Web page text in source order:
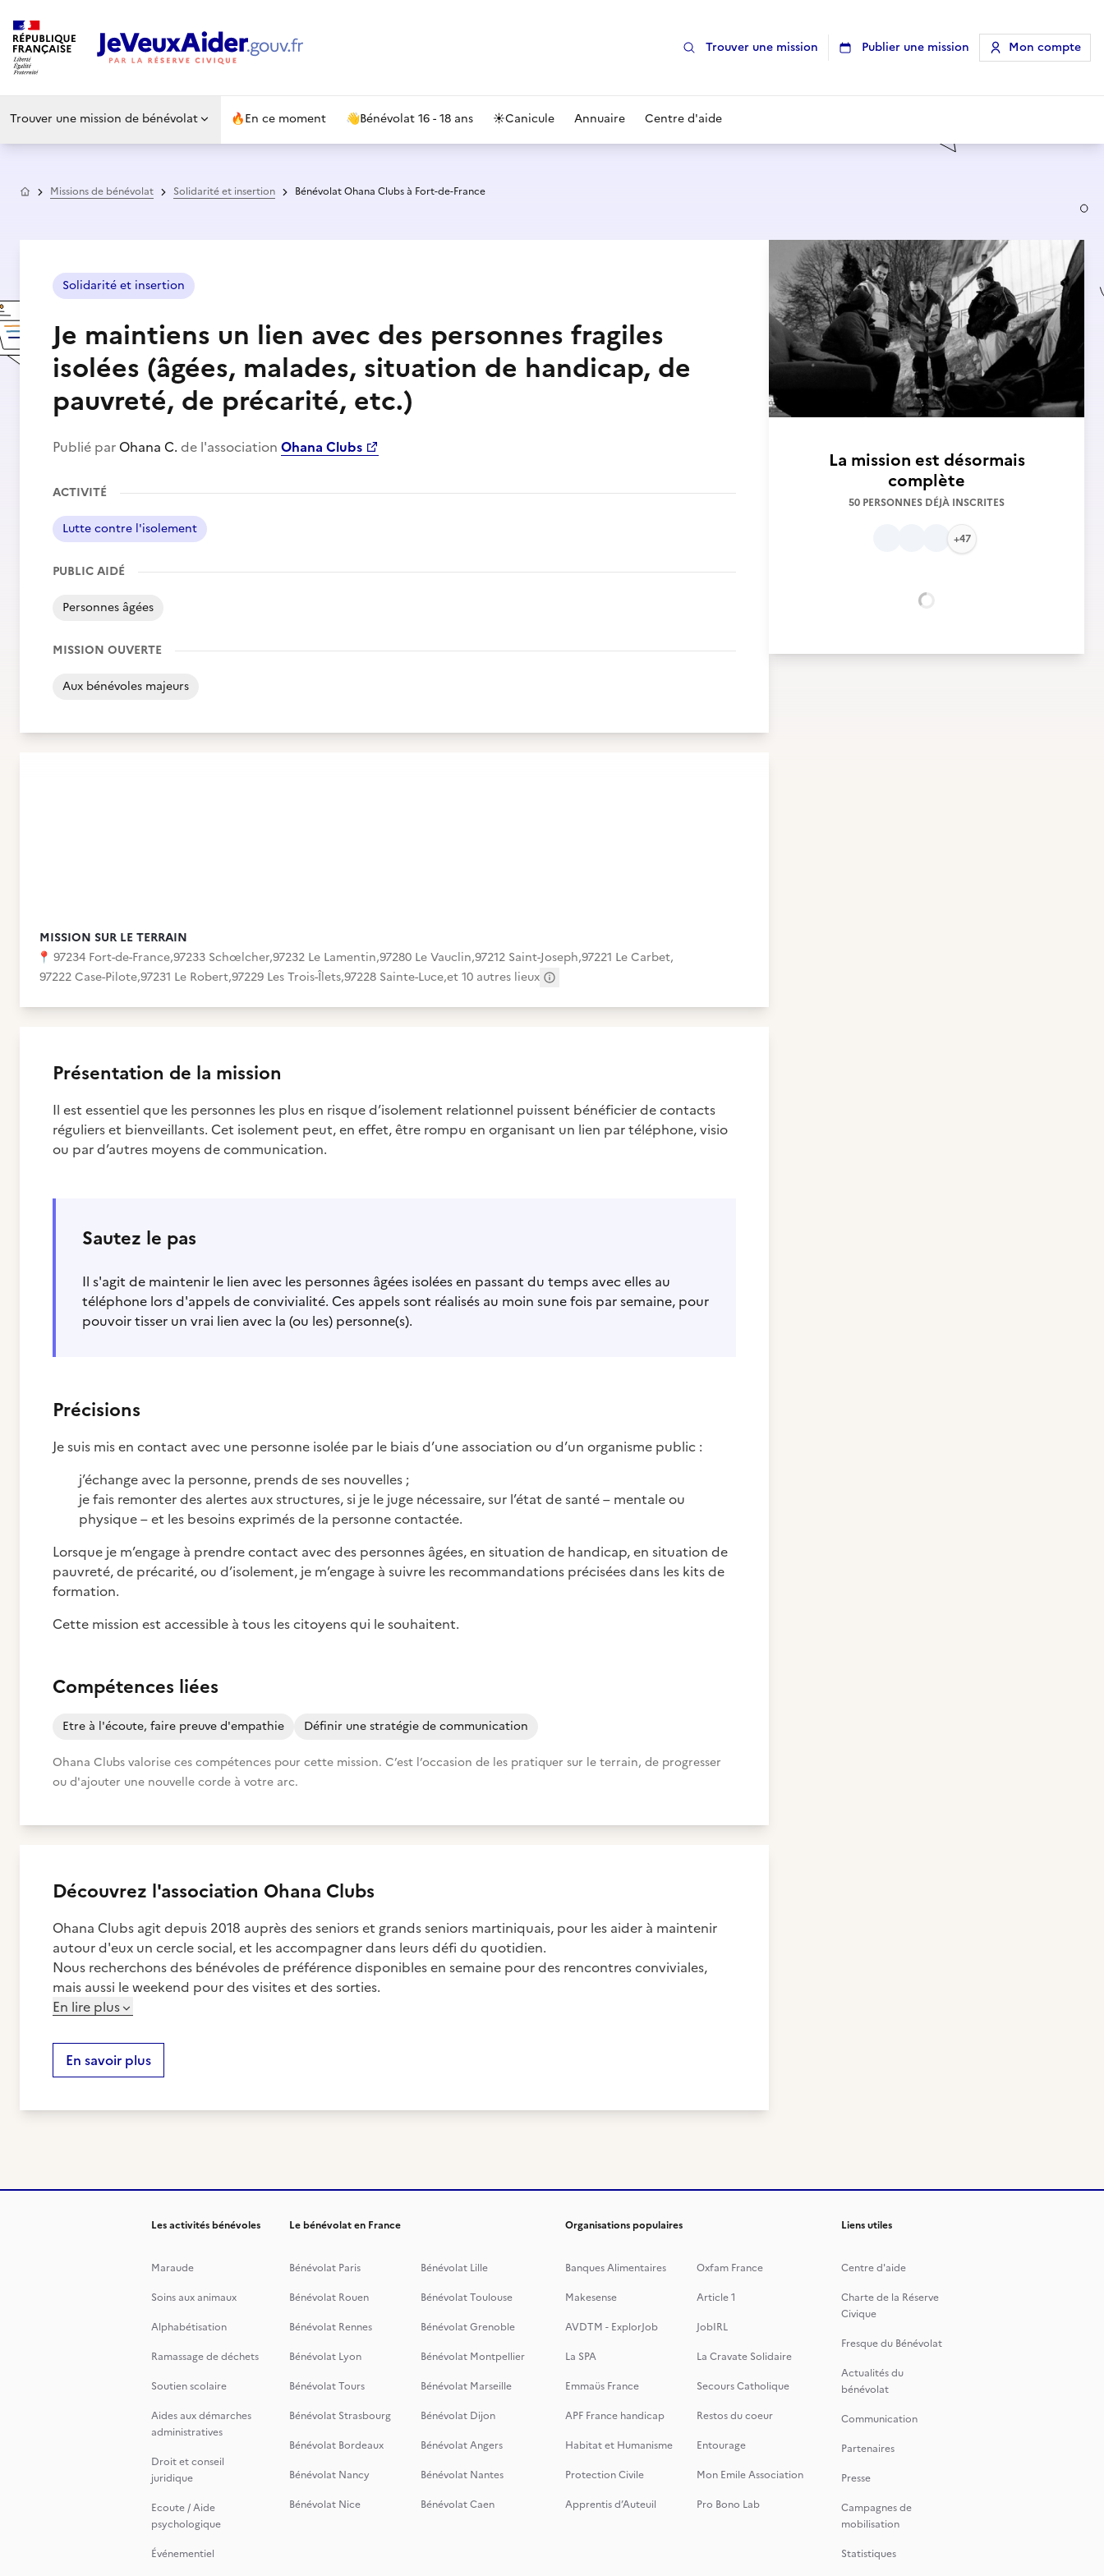
Trouver une mission Publier une mission Mon compte
Trouver une mission de bénévolat 🔥En ce moment 👋Bénévolat 16 - 18 ans ☀️Canicule Annuaire Centre d'aide
AccueilMissions de bénévolat Solidarité et insertion Bénévolat Ohana Clubs à Fort-de-France
Solidarité et insertion
Je maintiens un lien avec des personnes fragiles
isolées (âgées, malades, situation de handicap, de
pauvreté, de précarité, etc.)
Publié par Ohana C. de l'association Ohana Clubs
ACTIVITÉ
Lutte contre l'isolement
PUBLIC AIDÉ
Personnes âgées
MISSION OUVERTE
Aux bénévoles majeurs
MISSION SUR LE TERRAIN
📍 97234 Fort-de-France,97233 Schœlcher,97232 Le Lamentin,97280 Le Vauclin,97212 Saint-Joseph,97221 Le Carbet,
97222 Case-Pilote,97231 Le Robert,97229 Les Trois-Îlets,97228 Sainte-Luce,et 10 autres lieux
Présentation de la mission
Il est essentiel que les personnes les plus en risque d’isolement relationnel puissent bénéficier de contacts
réguliers et bienveillants. Cet isolement peut, en effet, être rompu en organisant un lien par téléphone, visio
ou par d’autres moyens de communication.
Sautez le pas
Il s'agit de maintenir le lien avec les personnes âgées isolées en passant du temps avec elles au
téléphone lors d'appels de convivialité. Ces appels sont réalisés au moin sune fois par semaine, pour
pouvoir tisser un vrai lien avec la (ou les) personne(s).
Précisions
Je suis mis en contact avec une personne isolée par le biais d’une association ou d’un organisme public :
j’échange avec la personne, prends de ses nouvelles ;
je fais remonter des alertes aux structures, si je le juge nécessaire, sur l’état de santé – mentale ou
physique – et les besoins exprimés de la personne contactée.
Lorsque je m’engage à prendre contact avec des personnes âgées, en situation de handicap, en situation de
pauvreté, de précarité, ou d’isolement, je m’engage à suivre les recommandations précisées dans les kits de
formation.
Cette mission est accessible à tous les citoyens qui le souhaitent.
Compétences liées
Etre à l'écoute, faire preuve d'empathie Définir une stratégie de communication
Ohana Clubs valorise ces compétences pour cette mission. C’est l’occasion de les pratiquer sur le terrain, de progresser
ou d'ajouter une nouvelle corde à votre arc.
Découvrez l'association Ohana Clubs
Ohana Clubs agit depuis 2018 auprès des seniors et grands seniors martiniquais, pour les aider à maintenir
autour d'eux un cercle social, et les accompagner dans leurs défi du quotidien.
Nous recherchons des bénévoles de préférence disponibles en semaine pour des rencontres conviviales,
mais aussi le weekend pour des visites et des sorties.
En lire plus
En savoir plus
La mission est désormais
complète
50 PERSONNES DÉJÀ INSCRITES
+47
Les activités bénévoles
Maraude
Soins aux animaux
Alphabétisation
Ramassage de déchets
Soutien scolaire
Aides aux démarches
administratives
Droit et conseil
juridique
Ecoute / Aide
psychologique
Événementiel
Le bénévolat en France
Bénévolat Paris
Bénévolat Lille
Bénévolat Rouen
Bénévolat Toulouse
Bénévolat Rennes
Bénévolat Grenoble
Bénévolat Lyon
Bénévolat Montpellier
Bénévolat Tours
Bénévolat Marseille
Bénévolat Strasbourg
Bénévolat Dijon
Bénévolat Bordeaux
Bénévolat Angers
Bénévolat Nancy
Bénévolat Nantes
Bénévolat Nice
Bénévolat Caen
Organisations populaires
Banques Alimentaires
Oxfam France
Makesense
Article 1
AVDTM - ExplorJob
JobIRL
La SPA
La Cravate Solidaire
Emmaüs France
Secours Catholique
APF France handicap
Restos du coeur
Habitat et Humanisme
Entourage
Protection Civile
Mon Emile Association
Apprentis d’Auteuil
Pro Bono Lab
Liens utiles
Centre d'aide
Charte de la Réserve
Civique
Fresque du Bénévolat
Actualités du
bénévolat
Communication
Partenaires
Presse
Campagnes de
mobilisation
Statistiques